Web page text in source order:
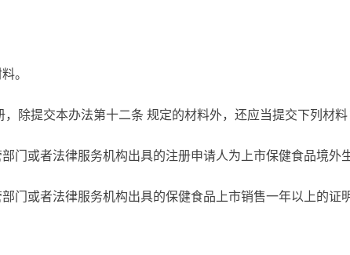
。
，除提交本办法第十二条 规定的材料外，还应当提交下列材料
门或者法律服务机构出具的注册申请人为上市保健食品境外
门或者法律服务机构出具的保健食品上市销售一年以上的证